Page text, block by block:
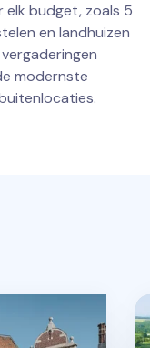
elk budget, zoals 5
en landhuizen
modernste